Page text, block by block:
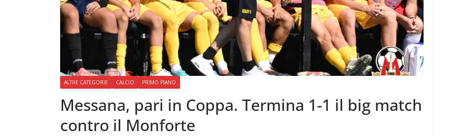
ALTRE CATEGORIE CALCIO PRIMO PIANO
Messana, pari in Coppa. Termina 1-1 il big match
contro il Monforte